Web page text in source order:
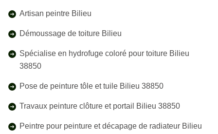
Artisan peintre Bilieu
Démoussage de toiture Bilieu
Spécialise en hydrofuge coloré pour toiture Bilieu
38850
Pose de peinture tôle et tuile Bilieu 38850
Travaux peinture clôture et portail Bilieu 38850
Peintre pour peinture et décapage de radiateur Bilieu